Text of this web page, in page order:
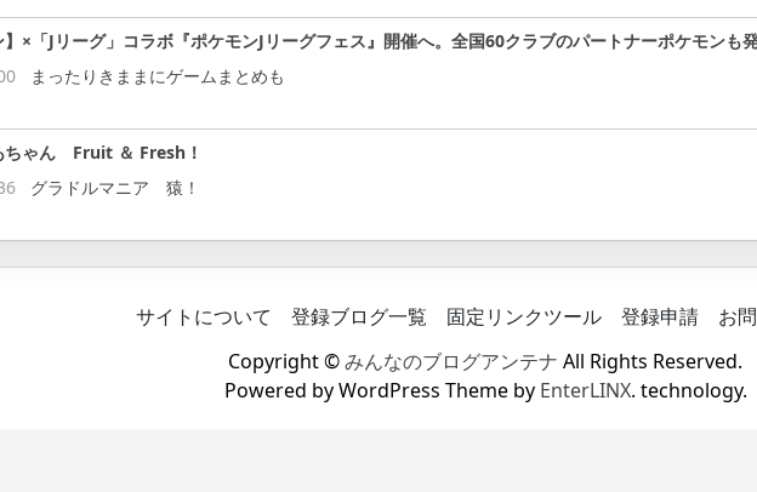
】×「Jリーグ」コラボ『ポケモンJリーグフェス』開催へ。全国60クラブのパートナーポケモンも
まったりきままにゲームまとめも
ちゃん Fruit ＆ Fresh！
グラドルマニア 猿！
サイトについて 登録ブログ一覧 固定リンクツール 登録申請
お
Copyright ©みんなのブログアンテナ All Rights Reserved.
Powered by WordPress Theme by EnterLINX. technology.